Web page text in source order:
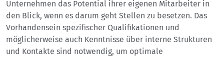
Unternehmen das Potential ihrer eigenen Mitarbeiter in
den Blick, wenn es darum geht Stellen zu besetzen. Das
Vorhandensein spezifischer Qualifikationen und
möglicherweise auch Kenntnisse über interne Strukturen
und Kontakte sind notwendig, um optimale